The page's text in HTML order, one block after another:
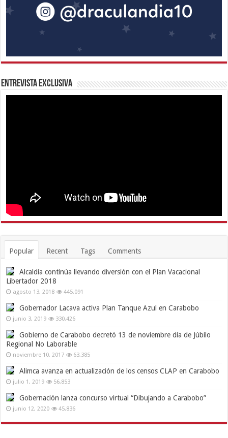
Entrevista Exclusiva
Popular Recent Tags Comments
Alcaldía continúa llevando diversión con el Plan Vacacional
Libertador 2018
agosto 13, 2018 445,091
Gobernador Lacava activa Plan Tanque Azul en Carabobo
junio 3, 2019 330,426
Gobierno de Carabobo decretó 13 de noviembre día de Júbilo
Regional No Laborable
noviembre 10, 2017 63,385
Alimca avanza en actualización de los censos CLAP en Carabobo
julio 1, 2019 56,853
Gobernación lanza concurso virtual “Dibujando a Carabobo”
junio 12, 2020 45,836